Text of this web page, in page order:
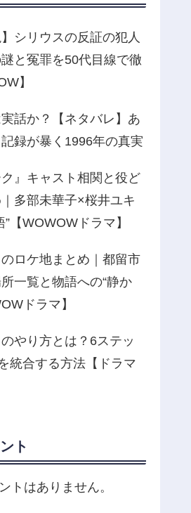
】シリウスの反証の犯人
と冤罪を50代目線で徹
】
実話か？【ネタバレ】あ
録が暴く1996年の真実
ク』キャスト相関と役ど
多部未華子×桜井ユキ
【WOWOWドラマ】
ロケ地まとめ｜都留市
一覧と物語への“静か
ドラマ】
やり方とは？6ステッ
統合する方法【ドラマ
ト
トはありません。